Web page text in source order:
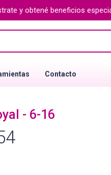
y obtené beneficios
Contacto
- 6-16